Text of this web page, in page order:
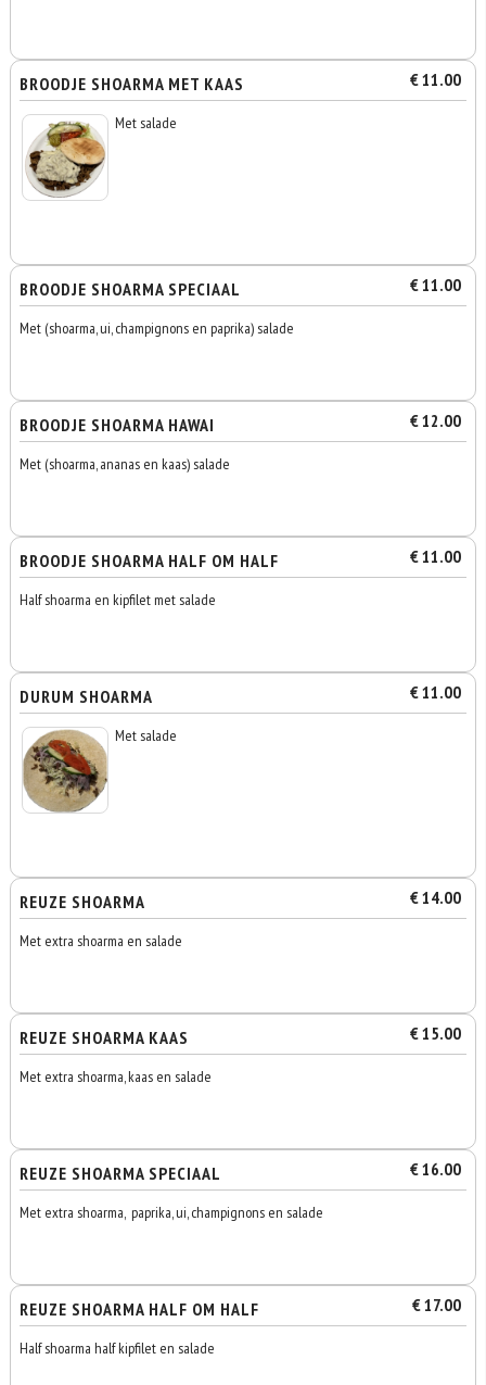
BROODJE SHOARMA MET KAAS € 11.00
Met salade
BROODJE SHOARMA SPECIAAL € 11.00
Met (shoarma, ui, champignons en paprika) salade
BROODJE SHOARMA HAWAI € 12.00
Met (shoarma, ananas en kaas) salade
BROODJE SHOARMA HALF OM HALF € 11.00
Half shoarma en kipfilet met salade
DURUM SHOARMA € 11.00
Met salade
REUZE SHOARMA € 14.00
Met extra shoarma en salade
REUZE SHOARMA KAAS € 15.00
Met extra shoarma, kaas en salade
REUZE SHOARMA SPECIAAL € 16.00
Met extra shoarma, paprika, ui, champignons en salade
REUZE SHOARMA HALF OM HALF € 17.00
Half shoarma half kipfilet en salade